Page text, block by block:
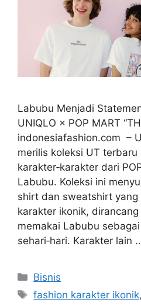
Labubu Menjadi
UNIQLO × POP MART
indonesiafashion.com –
merilis koleksi UT
karakter‐karakter dari
Labubu. Koleksi ini
shirt dan sweatshirt yang
karakter ikonik,
memakai Labubu
sehari‐hari. Karakter lain
Categories
Bisnis
Tags
fashion karakter ikonik,